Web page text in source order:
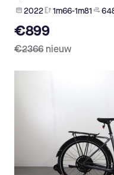
2022 1m66-1m81 6
€899
€2366 nieuw